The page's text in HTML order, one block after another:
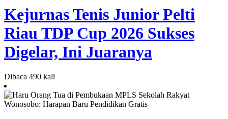
Kejurnas Tenis Junior Pelti
Riau TDP Cup 2026 Sukses
Digelar, Ini Juaranya
Dibaca 490 kali